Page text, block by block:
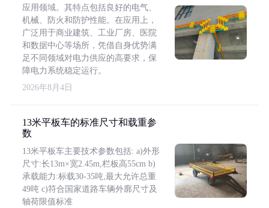
应用领域。其特点包括良好的电气、
机械、防火和防护性能。在应用上，
广泛用于商业建筑、工业厂房、医院
和数据中心等场所，凭借自身优势满
足不同领域对电力供应的高要求，保
障电力系统稳定运行。
2026年8月4日
13米平板车的标准尺寸和载重参
数
13米平板车主要技术参数包括: a)外形
尺寸:长13m×宽2.45m,栏板高55cm b)
承载能力:标载30-35吨,最大允许总重
49吨 c)符合国家道路车辆外廓尺寸及
轴荷限值标准